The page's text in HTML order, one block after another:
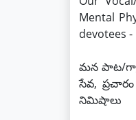
Mental
devotees
మన పాట/
సేవ,
నిమిషాలు